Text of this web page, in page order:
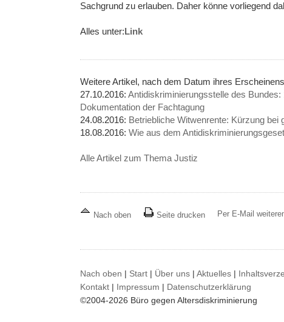
Sachgrund zu erlauben. Daher könne vorliegend
Alles unter:Link
Weitere Artikel, nach dem Datum ihres
27.10.2016: Antidiskriminierungsstelle des
Dokumentation der Fachtagung
24.08.2016: Betriebliche Witwenrente: Kür­zung
18.08.2016: Wie aus dem
Alle Artikel zum Thema Justiz
Nach oben Seite drucken Per E-Mail
Nach oben | Start | Über uns | Aktuelles |
Kontakt | Impressum | Datenschutzerklärung
©2004-2026 Büro gegen Altersdiskriminierung